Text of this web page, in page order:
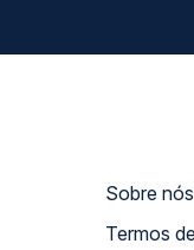
Sobre nós